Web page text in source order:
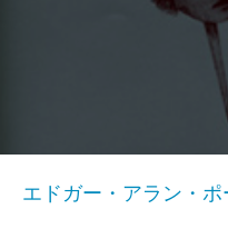
エドガー・アラン・